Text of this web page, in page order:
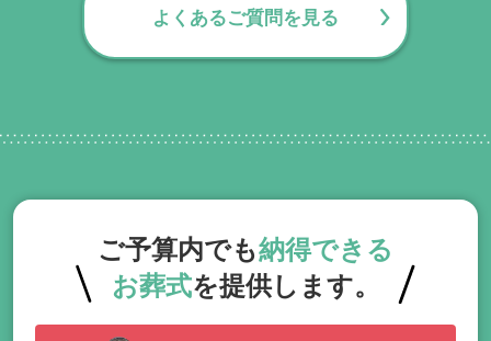
以上でして、お客様が日常にお戻りいただ
くまでの期間、回数の制限なく、当社の専
よくあるご質問を見る
ご予算内でも納得できる
お葬式を提供します。